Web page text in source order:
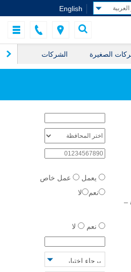
English
الشركات الصغيرة
يعمل
عمل خاص
–
نعم لا
نعم
لا